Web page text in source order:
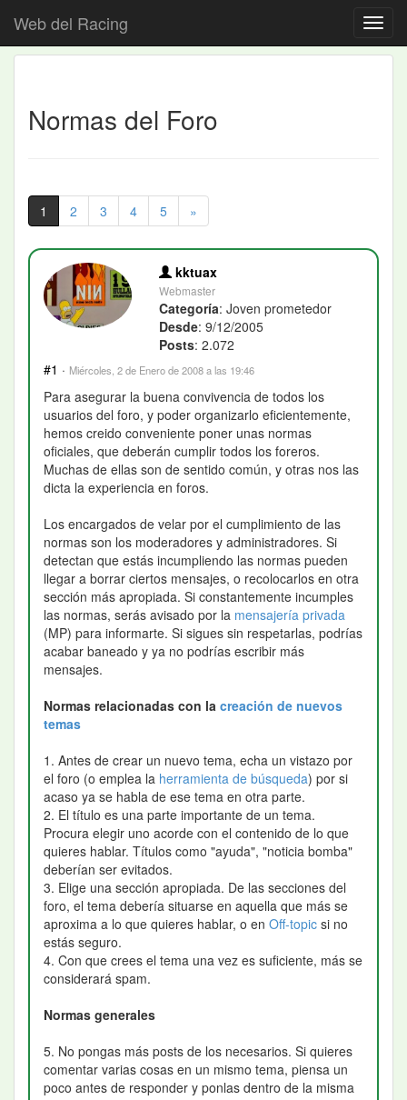
Web del Racing
Normas del Foro
1 2 3 4 5 »
kktuax
Webmaster
Categoría: Joven prometedor
Desde: 9/12/2005
Posts: 2.072
#1 · Miércoles, 2 de Enero de 2008 a las 19:46
Para asegurar la buena convivencia de todos los
usuarios del foro, y poder organizarlo eficientemente,
hemos creido conveniente poner unas normas
oficiales, que deberán cumplir todos los foreros.
Muchas de ellas son de sentido común, y otras nos las
dicta la experiencia en foros.
Los encargados de velar por el cumplimiento de las
normas son los moderadores y administradores. Si
detectan que estás incumpliendo las normas pueden
llegar a borrar ciertos mensajes, o recolocarlos en otra
sección más apropiada. Si constantemente incumples
las normas, serás avisado por la mensajería privada
(MP) para informarte. Si sigues sin respetarlas, podrías
acabar baneado y ya no podrías escribir más
mensajes.
Normas relacionadas con la creación de nuevos
temas
1. Antes de crear un nuevo tema, echa un vistazo por
el foro (o emplea la herramienta de búsqueda) por si
acaso ya se habla de ese tema en otra parte.
2. El título es una parte importante de un tema.
Procura elegir uno acorde con el contenido de lo que
quieres hablar. Títulos como "ayuda", "noticia bomba"
deberían ser evitados.
3. Elige una sección apropiada. De las secciones del
foro, el tema debería situarse en aquella que más se
aproxima a lo que quieres hablar, o en Off-topic si no
estás seguro.
4. Con que crees el tema una vez es suficiente, más se
considerará spam.
Normas generales
5. No pongas más posts de los necesarios. Si quieres
comentar varias cosas en un mismo tema, piensa un
poco antes de responder y ponlas dentro de la misma